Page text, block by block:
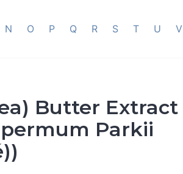
N O P Q R S T U V
Butter Extract
Parkii